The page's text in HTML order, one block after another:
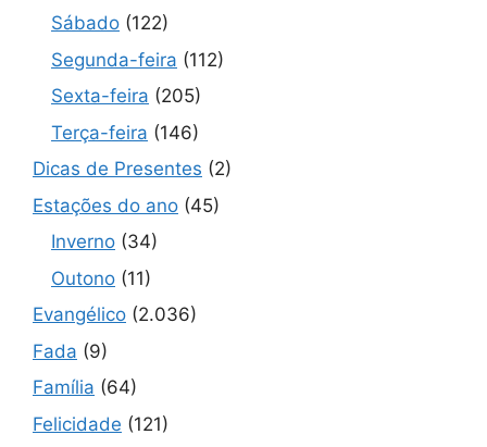
Sábado (122)
Segunda-feira (112)
Sexta-feira (205)
Terça-feira (146)
Dicas de Presentes (2)
Estações do ano (45)
Inverno (34)
Outono (11)
Evangélico (2.036)
Fada (9)
Família (64)
Felicidade (121)